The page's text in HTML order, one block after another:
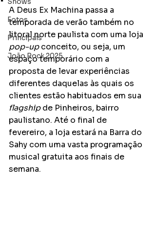
Fotos
Principais
João Rock 2025
A Deus Ex Machina passa a
temporada de verão também no
litoral norte paulista com uma loja
pop-up conceito, ou seja, um
espaço temporário com a
proposta de levar experiências
diferentes daquelas às quais os
clientes estão habituados em sua
flagship de Pinheiros, bairro
paulistano. Até o final de
fevereiro, a loja estará na Barra do
Sahy com uma vasta programação
musical gratuita aos finais de
semana.